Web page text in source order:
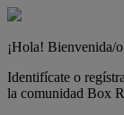
¡Hola! Bienvenida/
Identifícate o
la comunidad Box